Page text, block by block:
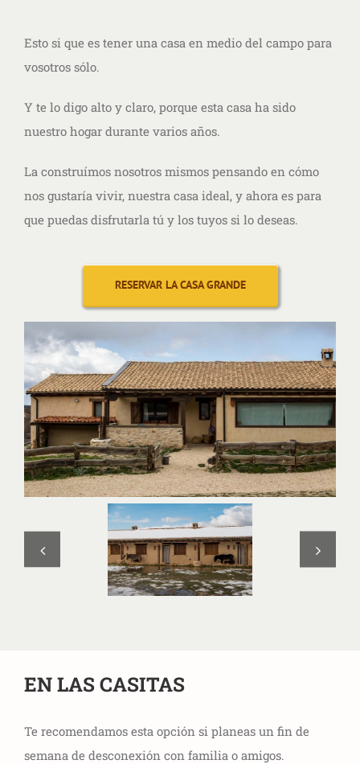
Esto si que es tener una casa en medio del campo para
vosotros sólo.
Y te lo digo alto y claro, porque esta casa ha sido
nuestro hogar durante varios años.
La construímos nosotros mismos pensando en cómo
nos gustaría vivir, nuestra casa ideal, y ahora es para
que puedas disfrutarla tú y los tuyos si lo deseas.
RESERVAR LA CASA GRANDE
EN LAS CASITAS
Te recomendamos esta opción si planeas un fin de
semana de desconexión con familia o amigos.